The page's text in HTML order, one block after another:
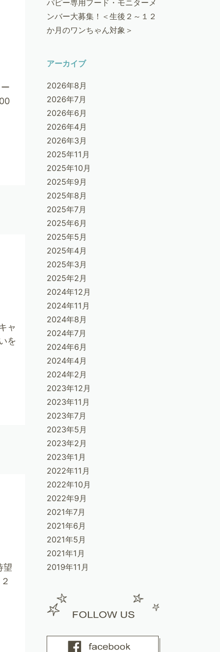
ャ
を
望
パピー専用フード・モニターメ
ンバー大募集！＜生後２～１２
か月のワンちゃん対象＞
アーカイブ
2026年8月
2026年7月
2026年6月
2026年4月
2026年3月
2025年11月
2025年10月
2025年9月
2025年8月
2025年7月
2025年6月
2025年5月
2025年4月
2025年3月
2025年2月
2024年12月
2024年11月
2024年8月
2024年7月
2024年6月
2024年4月
2024年2月
2023年12月
2023年11月
2023年7月
2023年5月
2023年2月
2023年1月
2022年11月
2022年10月
2022年9月
2021年7月
2021年6月
2021年5月
2021年1月
2019年11月